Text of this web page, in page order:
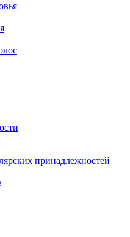
принадлежностей